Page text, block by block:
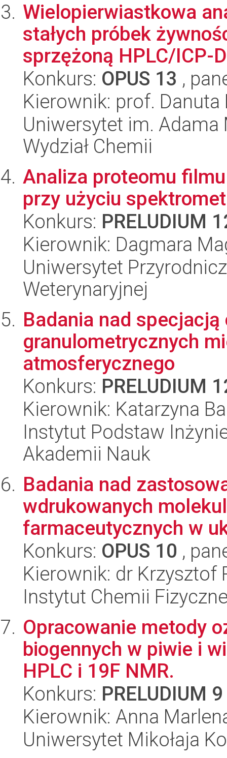
Wielopierwiastkowa
stałych próbek
sprzężoną HPLC/ICP-
Konkurs: OPUS 13 ,
Kierownik: prof. Danuta
Uniwersytet im.
Wydział Chemii
Analiza proteomu
przy użyciu
Konkurs: PRELUDIUM
Kierownik: Dagmara
Uniwersytet
Weterynaryjnej
Badania nad
granulometrycznych
atmosferycznego
Konkurs: PRELUDIUM
Kierownik: Katarzyna
Instytut Podstaw
Akademii Nauk
Badania nad
wdrukowanych
farmaceutycznych w
Konkurs: OPUS 10 ,
Kierownik: dr Krzysztof
Instytut Chemii
Opracowanie metody
biogennych w piwie i
HPLC i 19F NMR.
Konkurs: PRELUDIUM 9
Kierownik: Anna
Uniwersytet Mikołaja